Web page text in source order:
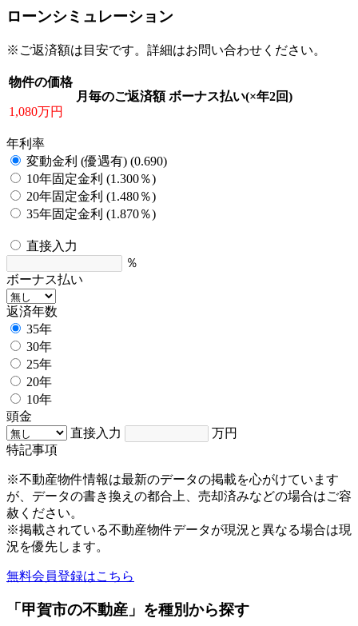
ローンシミュレーション
※ご返済額は目安です。詳細はお問い合わせください。
物件の価格
1,080万円
月毎のご返済額 ボーナス払い(×年2回)
年利率
変動金利 (優遇有) (0.690)
10年固定金利 (1.300％)
20年固定金利 (1.480％)
35年固定金利 (1.870％)
直接入力
％
ボーナス払い
返済年数
35年
30年
25年
20年
10年
頭金
直接入力
万円
特記事項
※不動産物件情報は最新のデータの掲載を心がけています
が、データの書き換えの都合上、売却済みなどの場合はご容
赦ください。
※掲載されている不動産物件データが現況と異なる場合は現
況を優先します。
無料会員登録はこちら
「甲賀市の不動産」を種別から探す